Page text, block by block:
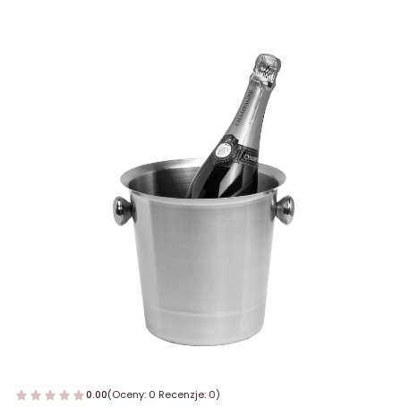
0.00(Oceny: 0 Recenzje: 0)